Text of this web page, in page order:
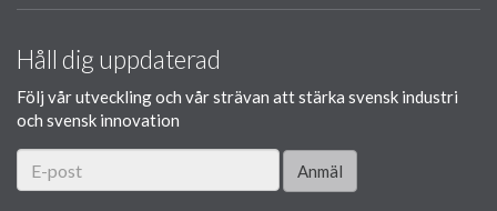
Håll dig uppdaterad
Följ vår utveckling och vår strävan att stärka svensk industri
och svensk innovation
Anmäl